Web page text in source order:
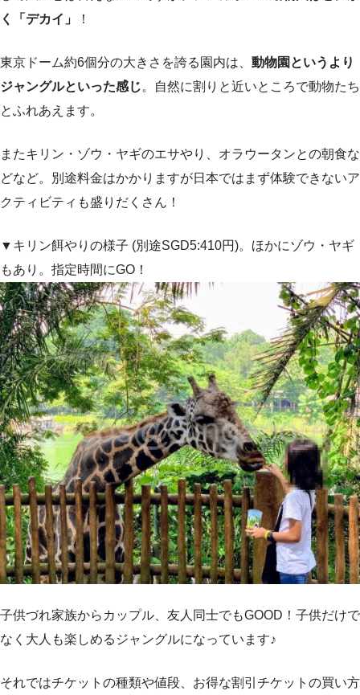
く「デカイ」
！
東京ドーム約6個分の大きさを誇る園内は、 動物園というより
ジャングルといった感じ。自然に割りと近いところで動物たち
とふれあえます。
またキリン・ゾウ・ヤギのエサやり、オラウータンとの朝食な
どなど。別途料金はかかりますが日本ではまず体験できないア
クティビティも盛りだくさん！
▼キリン餌やりの様子 (別途SGD5:410円)。ほかにゾウ・ヤギ
もあり。指定時間にGO！
子供づれ家族からカップル、友人同士でもGOOD！子供だけで
なく大人も楽しめるジャングルになっています♪
それではチケットの種類や値段、お得な割引チケットの買い方